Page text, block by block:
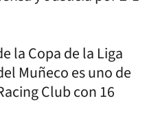
la Copa de la Liga
Muñeco es uno de
Club con 16